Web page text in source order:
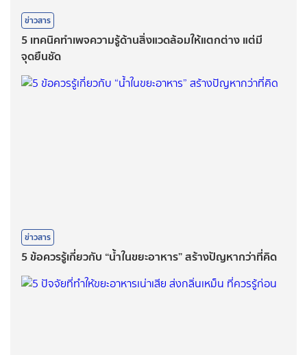
ข่าวสาร
5 เทคนิคทำเพจความรู้ด้านสิ่งแวดล้อมให้แตกต่าง แต่มี
จุดยืนชัด
ข่าวสาร
5 ข้อควรรู้เกี่ยวกับ “น้ำในขยะอาหาร” สร้างปัญหากว่าที่คิด